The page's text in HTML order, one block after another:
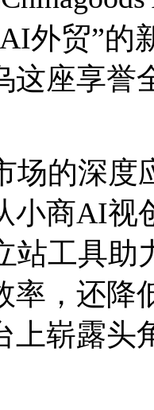
外贸”的
这座享誉
场的深度
小商AI视
站工具助
率，还降
上崭露头